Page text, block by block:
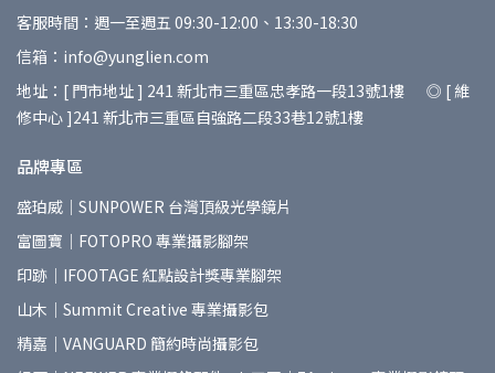
客服時間：週一至週五 09:30-12:00、13:30-18:30
信箱：info@yunglien.com
地址：[ 門市地址 ] 241 新北市三重區忠孝路一段13號1樓 ◎ [ 維
修中心 ]241 新北市三重區自強路二段33巷12號1樓
品牌專區
盛珀威｜SUNPOWER 台灣頂級光學鏡片
富圖寶｜FOTOPRO 專業攝影腳架
印跡｜IFOOTAGE 紅點設計獎專業腳架
山木｜Summit Creative 專業攝影包
精嘉｜VANGUARD 簡約時尚攝影包